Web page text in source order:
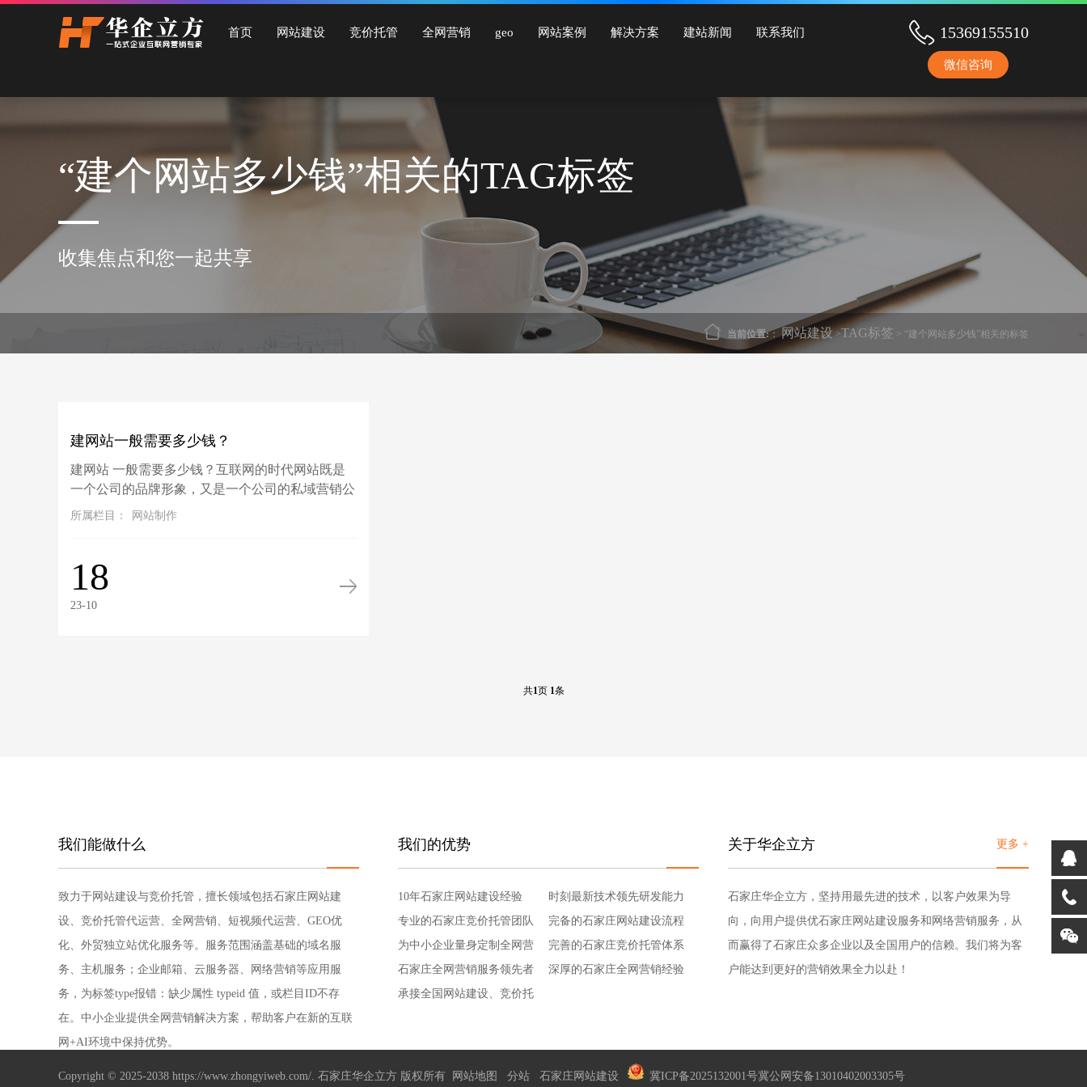
首页 网站建设 竞价托管 全网营销 geo 网站案例 解决方案 建站新闻 联系我们 15369155510
微信咨询
“建个网站多少钱”相关的TAG标签
收集焦点和您一起共享
当前位置:：网站建设>TAG标签 > “建个网站多少钱”相关的标签
建网站一般需要多少钱？
建网站 一般需要多少钱？互联网的时代网站既是
一个公司的品牌形象，又是一个公司的私域营销公
司。所以一般情况下公司都会建立属于自己的网
所属栏目： 网站制作
18
23-10
共1页 1条
我们能做什么
致力于网站建设与竞价托管，擅长领域包括石家庄网站建
设、竞价托管代运营、全网营销、短视频代运营、GEO优
化、外贸独立站优化服务等。服务范围涵盖基础的域名服
务、主机服务；企业邮箱、云服务器、网络营销等应用服
务，为标签type报错：缺少属性 typeid 值，或栏目ID不存
在。中小企业提供全网营销解决方案，帮助客户在新的互联
网+AI环境中保持优势。
我们的优势
10年石家庄网站建设经验
专业的石家庄竞价托管团队
为中小企业量身定制全网营
销解决方案
石家庄全网营销服务领先者
承接全国网站建设、竞价托
时刻最新技术领先研发能力
完备的石家庄网站建设流程
完善的石家庄竞价托管体系
深厚的石家庄全网营销经验
更多 +
关于华企立方
石家庄华企立方，坚持用最先进的技术，以客户效果为导
向，向用户提供优石家庄网站建设服务和网络营销服务，从
而赢得了石家庄众多企业以及全国用户的信赖。我们将为客
户能达到更好的营销效果全力以赴！
Copyright © 2025-2038 https://www.zhongyiweb.com/. 石家庄华企立方 版权所有 网站地图 分站 石家庄网站建设 冀ICP备2025132001号冀公网安备13010402003305号